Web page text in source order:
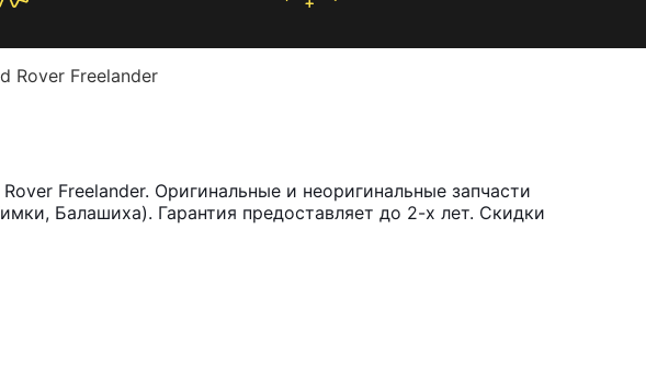
Rover Freelander
Freelander. Оригинальные и неоригинальные запчасти
Балашиха). Гарантия предоставляет до 2-х лет. Скидки